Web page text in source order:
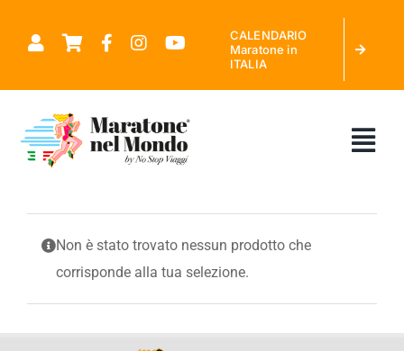
CALENDARIO
Maratone in
ITALIA
CHI SIAMO
MARATONE NEL MONDO
CALENDARIO MARATONE IN ITALIA
Non è stato trovato nessun prodotto che
corrisponde alla tua selezione.